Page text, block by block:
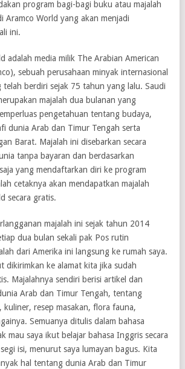
program bagi-bagi buku atau majalah
Aramco World yang akan menjadi
ini.
adalah media milik The Arabian American
sebuah perusahaan minyak internasional
telah berdiri sejak 75 tahun yang lalu. Saudi
majalah dua bulanan yang
pengetahuan tentang budaya,
dunia Arab dan Timur Tengah serta
Barat. Majalah ini disebarkan secara
tanpa bayaran dan berdasarkan
yang mendaftarkan diri ke program
cetaknya akan mendapatkan majalah
secara gratis.
majalah ini sejak tahun 2014
dua bulan sekali pak Pos rutin
dari Amerika ini langsung ke rumah saya.
dikirimkan ke alamat kita jika sudah
Majalahnya sendiri berisi artikel dan
Arab dan Timur Tengah, tentang
kuliner, resep masakan, flora fauna,
Semuanya ditulis dalam bahasa
mau saya ikut belajar bahasa Inggris secara
isi, menurut saya lumayan bagus. Kita
hal tentang dunia Arab dan Timur